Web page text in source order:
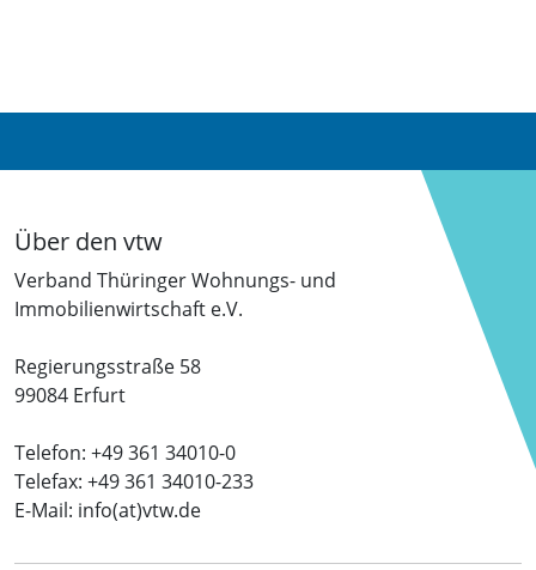
Über den vtw
Verband Thüringer Wohnungs- und
Immobilienwirtschaft e.V.
Regierungsstraße 58
99084 Erfurt
Telefon: +49 361 34010-0
Telefax: +49 361 34010-233
E-Mail: info(at)vtw.de